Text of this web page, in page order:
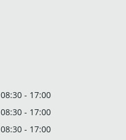
08:30 - 17:00
08:30 - 17:00
08:30 - 17:00